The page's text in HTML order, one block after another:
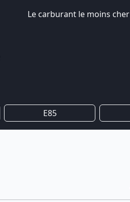
Le carburant le moins cher
E85